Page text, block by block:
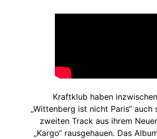
Kraftklub haben
„Wittenberg ist nicht Paris“ auch
zweiten Track aus ihrem
„Kargo“ rausgehauen. Das